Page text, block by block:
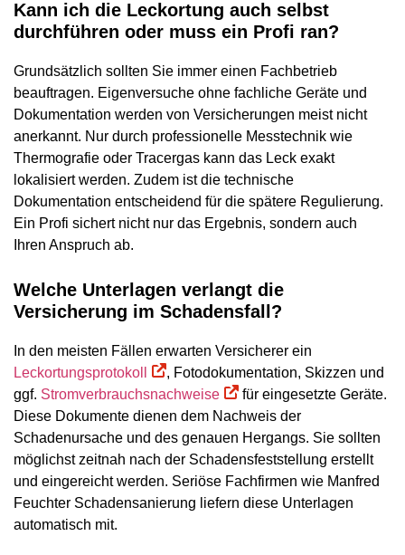
Kann ich die Leckortung auch selbst
durchführen oder muss ein Profi ran?
Grundsätzlich sollten Sie immer einen Fachbetrieb
beauftragen. Eigenversuche ohne fachliche Geräte und
Dokumentation werden von Versicherungen meist nicht
anerkannt. Nur durch professionelle Messtechnik wie
Thermografie oder Tracergas kann das Leck exakt
lokalisiert werden. Zudem ist die technische
Dokumentation entscheidend für die spätere Regulierung.
Ein Profi sichert nicht nur das Ergebnis, sondern auch
Ihren Anspruch ab.
Welche Unterlagen verlangt die
Versicherung im Schadensfall?
In den meisten Fällen erwarten Versicherer ein
Leckortungsprotokoll
, Fotodokumentation, Skizzen und
ggf. Stromverbrauchsnachweise
für eingesetzte Geräte.
Diese Dokumente dienen dem Nachweis der
Schadenursache und des genauen Hergangs. Sie sollten
möglichst zeitnah nach der Schadensfeststellung erstellt
und eingereicht werden. Seriöse Fachfirmen wie Manfred
Feuchter Schadensanierung liefern diese Unterlagen
automatisch mit.